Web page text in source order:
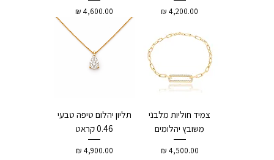
מחיר מחיר
צמיד חוליות מלבני
משובץ יהלומים
מחיר
תליון יהלום טיפה טבעי
0.46 קראט
מחיר